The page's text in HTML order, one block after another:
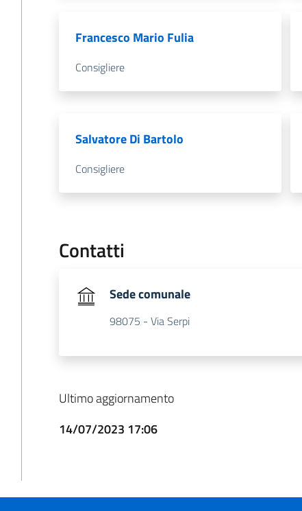
Francesco Mario Fulia
Consigliere
Salvatore Di Bartolo
Consigliere
Contatti
Sede comunale
98075 - Via Serpi
Ultimo aggiornamento
14/07/2023 17:06